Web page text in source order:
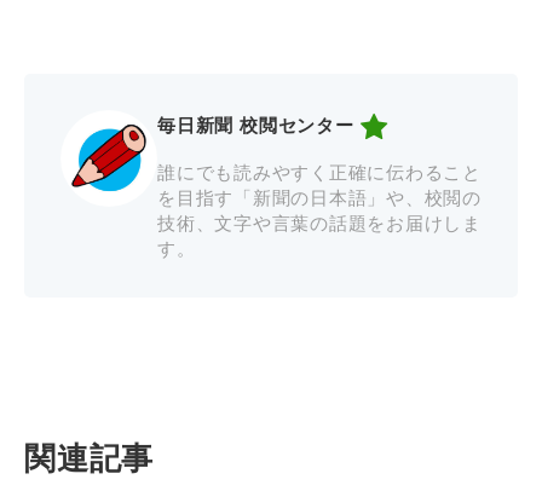
毎日新聞 校閲センター
誰にでも読みやすく正確に伝わること
を目指す「新聞の日本語」や、校閲の
技術、文字や言葉の話題をお届けしま
す。
関連記事